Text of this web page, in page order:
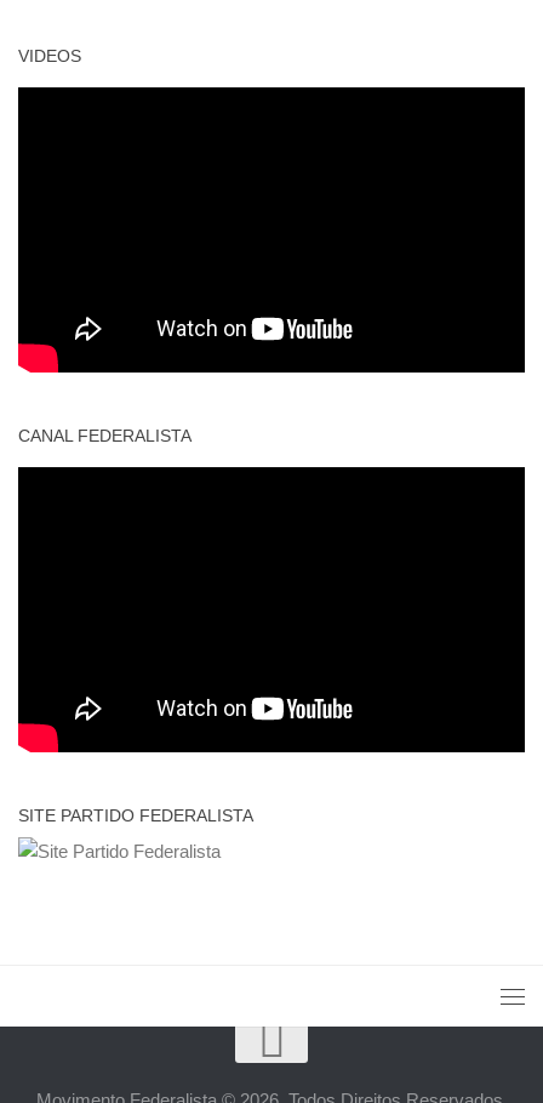
VIDEOS
CANAL FEDERALISTA
SITE PARTIDO FEDERALISTA